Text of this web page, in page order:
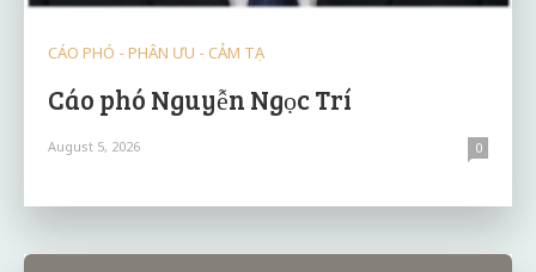
CÁO PHÓ - PHÂN ƯU - CẢM TẠ
Cáo phó Nguyễn Ngọc Trí
August 5, 2026 0